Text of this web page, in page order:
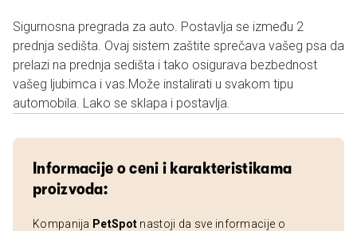
Sigurnosna pregrada za auto. Postavlja se između 2
prednja sedišta. Ovaj sistem zaštite sprečava vašeg psa da
prelazi na prednja sedišta i tako osigurava bezbednost
vašeg ljubimca i vas.Može instalirati u svakom tipu
automobila. Lako se sklapa i postavlja.
Informacije o ceni i karakteristikama
proizvoda:
Kompanija PetSpot nastoji da sve informacije o